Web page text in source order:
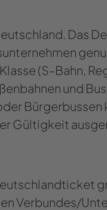
Das
(S-​​Bahn,
und
Bür­ger­bus­sen
Gül­tig­keit
Ver­bun­des/